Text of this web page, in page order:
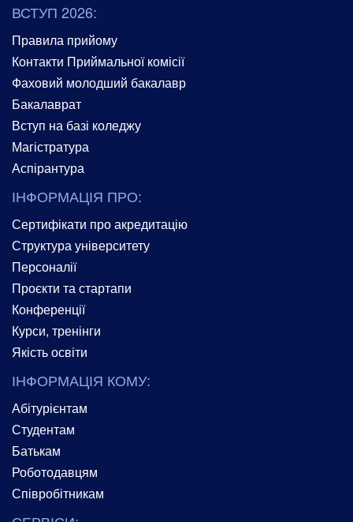
ВСТУП 2026:
Правила прийому
Контакти Приймальної комісії
Фаховий молодший бакалавр
Бакалаврат
Вступ на базі коледжу
Магістратура
Аспірантура
ІНФОРМАЦІЯ ПРО:
Сертифікати про акредитацію
Структура університету
Персоналії
Проєкти та стартапи
Конференції
Курси, тренінги
Якість освіти
ІНФОРМАЦІЯ КОМУ:
Абітурієнтам
Студентам
Батькам
Роботодавцям
Співробітникам